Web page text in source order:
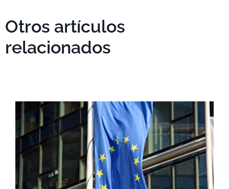
Otros artículos
relacionados